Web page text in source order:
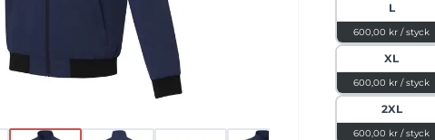
L
600,00 kr / styck
XL
600,00 kr / styck
2XL
600,00 kr / styck